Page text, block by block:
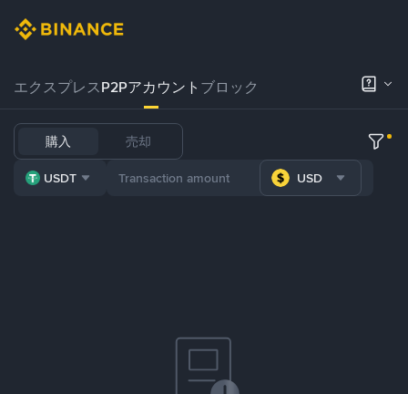
エクスプレスP2Pアカウント ブロック
購入 売却
USDT USD